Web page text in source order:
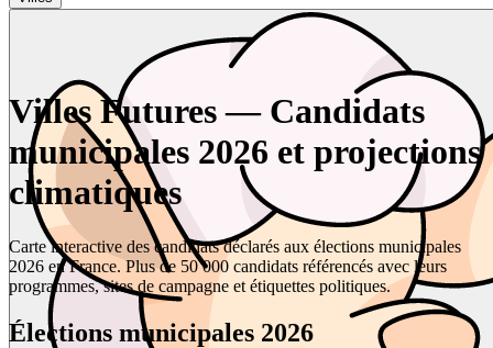
Villes Futures — Candidats
municipales 2026 et projections
climatiques
Carte interactive des candidats déclarés aux élections municipales
2026 en France. Plus de 50 000 candidats référencés avec leurs
programmes, sites de campagne et étiquettes politiques.
Élections municipales 2026